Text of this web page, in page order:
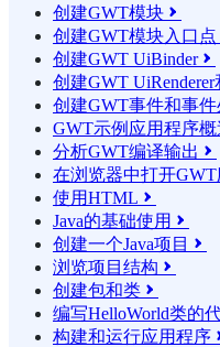
创建GWT模块 
创建GWT模块入口点
创建GWT UiBinder
创建GWT
创建GWT事件和事
GWT示例应用程序概
分析GWT编译输出 
在浏览器中打开
使用HTML 
Java的基础使用 
创建一个Java项目 
浏览项目结构 
创建包和类 
编写HelloWorld类的
构建和运行应用程序